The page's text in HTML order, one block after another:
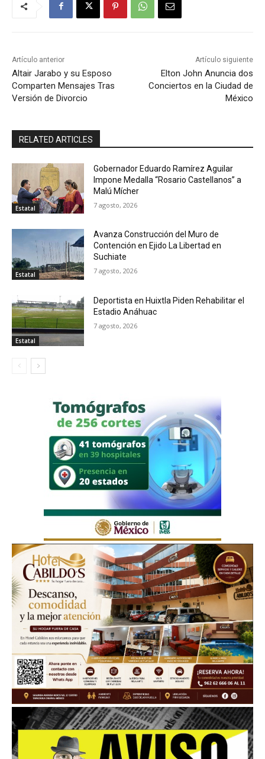
Artículo anterior
Altair Jarabo y su Esposo
Comparten Mensajes Tras
Versión de Divorcio
Artículo siguiente
Elton John Anuncia dos
Conciertos en la Ciudad de
México
RELATED ARTICLES
Estatal
Gobernador Eduardo Ramírez Aguilar
Impone Medalla “Rosario Castellanos” a
Malú Mícher
7 agosto, 2026
Estatal
Avanza Construcción del Muro de
Contención en Ejido La Libertad en
Suchiate
7 agosto, 2026
Estatal
Deportista en Huixtla Piden Rehabilitar el
Estadio Anáhuac
7 agosto, 2026